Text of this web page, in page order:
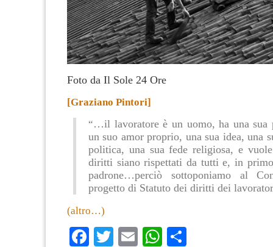
Foto da Il Sole 24 Ore
[Graziano Pintori]
“…il lavoratore è un uomo, ha una sua
un suo amor proprio, una sua idea, una
politica, una sua fede religiosa, e
diritti siano rispettati da tutti e, in
padrone…perciò sottoponiamo al
progetto di Statuto dei diritti dei
(altro…)
Facebook
TwitterEmailWhatsApp